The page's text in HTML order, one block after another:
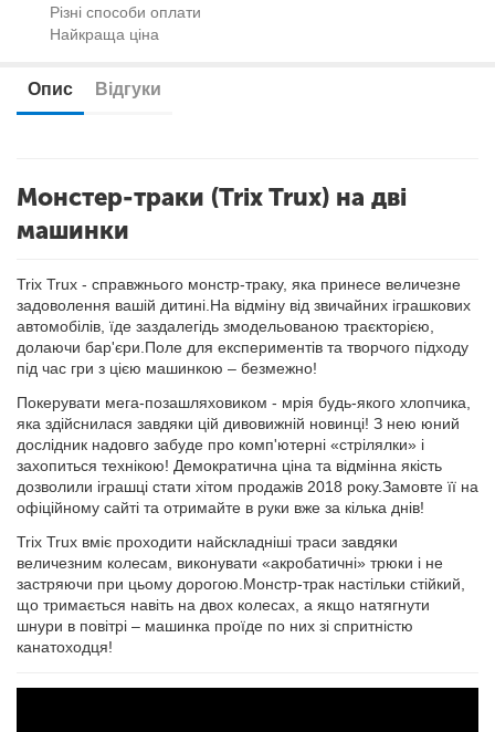
Різні способи оплати
Найкраща ціна
Опис Відгуки
Монстер-траки (Trix Trux) на дві
машинки
Trix Trux - справжнього монстр-траку, яка принесе величезне
задоволення вашій дитині.На відміну від звичайних іграшкових
автомобілів, їде заздалегідь змодельованою траєкторією,
долаючи бар'єри.Поле для експериментів та творчого підходу
під час гри з цією машинкою – безмежно!
Покерувати мега-позашляховиком - мрія будь-якого хлопчика,
яка здійснилася завдяки цій дивовижній новинці! З нею юний
дослідник надовго забуде про комп'ютерні «стрілялки» і
захопиться технікою! Демократична ціна та відмінна якість
дозволили іграшці стати хітом продажів 2018 року.Замовте її на
офіційному сайті та отримайте в руки вже за кілька днів!
Trix Trux вміє проходити найскладніші траси завдяки
величезним колесам, виконувати «акробатичні» трюки і не
застряючи при цьому дорогою.Монстр-трак настільки стійкий,
що тримається навіть на двох колесах, а якщо натягнути
шнури в повітрі – машинка проїде по них зі спритністю
канатоходця!